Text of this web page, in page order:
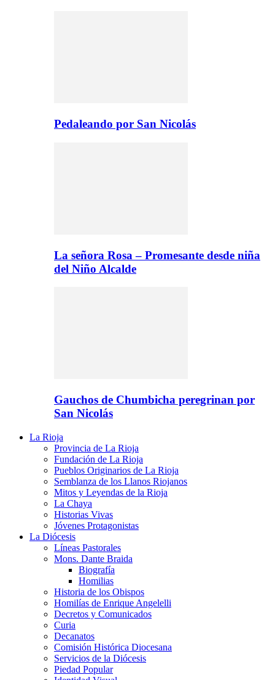
Pedaleando por San Nicolás
La señora Rosa – Promesante desde niña
del Niño Alcalde
Gauchos de Chumbicha peregrinan por
San Nicolás
La Rioja
Provincia de La Rioja
Fundación de La Rioja
Pueblos Originarios de La Rioja
Semblanza de los Llanos Riojanos
Mitos y Leyendas de la Rioja
La Chaya
Historias Vivas
Jóvenes Protagonistas
La Diócesis
Líneas Pastorales
Mons. Dante Braida
Biografía
Homilias
Historia de los Obispos
Homilías de Enrique Angelelli
Decretos y Comunicados
Curia
Decanatos
Comisión Histórica Diocesana
Servicios de la Diócesis
Piedad Popular